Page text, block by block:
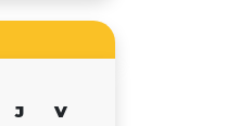
J V